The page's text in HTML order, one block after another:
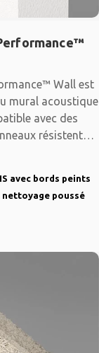
Wall est
mural acoustique
avec des
résistent
avec bords peints
nettoyage poussé